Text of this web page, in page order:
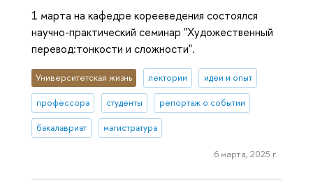
1 марта на кафедре корееведения состоялся
научно-практический семинар "Художественный
перевод:тонкости и сложности".
Университетская жизнь лектории идеи и опыт
профессора студенты репортаж о событии
бакалавриат магистратура
6 марта, 2025 г.